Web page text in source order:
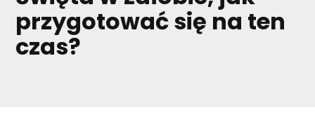
przygotować się na ten
czas?